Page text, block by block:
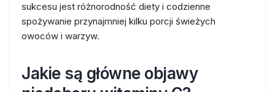
sukcesu jest różnorodność diety i codzienne
spożywanie przynajmniej kilku porcji świeżych
owoców i warzyw.
Jakie są główne objawy